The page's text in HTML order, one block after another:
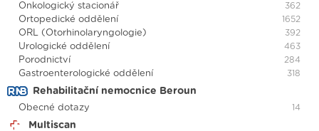
Onkologický stacionář 362
Ortopedické oddělení 1652
ORL (Otorhinolaryngologie) 392
Urologické oddělení 463
Porodnictví 284
Gastroenterologické oddělení 318
Rehabilitační nemocnice Beroun
Obecné dotazy 14
Multiscan